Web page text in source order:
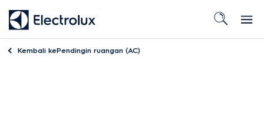
Kembali kePendingin ruangan (AC)